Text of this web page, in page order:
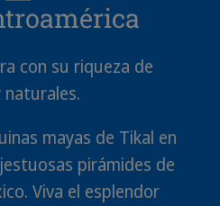
con su riqueza de
mayas de Tikal en
pirámides de
Viva el esplendor